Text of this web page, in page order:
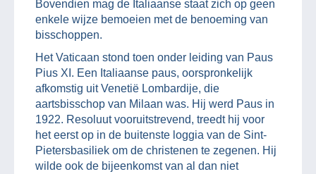
Bovendien mag de Italiaanse staat zich op geen
enkele wijze bemoeien met de benoeming van
bisschoppen.
Het Vaticaan stond toen onder leiding van Paus
Pius XI. Een Italiaanse paus, oorspronkelijk
afkomstig uit Venetië Lombardije, die
aartsbisschop van Milaan was. Hij werd Paus in
1922. Resoluut vooruitstrevend, treedt hij voor
het eerst op in de buitenste loggia van de Sint-
Pietersbasiliek om de christenen te zegenen. Hij
wilde ook de bijeenkomst van al dan niet